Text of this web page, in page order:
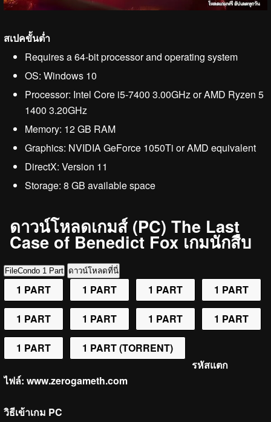
สเปคขั้นต่ำ
Requires a 64-bit processor and operating system
OS: Windows 10
Processor: Intel Core i5-7400 3.00GHz or AMD Ryzen 5
1400 3.20GHz
Memory: 12 GB RAM
Graphics: NVIDIA GeForce 1050Ti or AMD equivalent
DirectX: Version 11
Storage: 8 GB available space
ดาวน์โหลดเกมส์ (PC) The Last
Case of Benedict Fox เกมนักสืบ
FileCondo 1 Part ดาวน์โหลดที่นี่
1 PART 1 PART 1 PART 1 PART
1 PART 1 PART 1 PART 1 PART
1 PART
1 PART (TORRENT)
รหัสแตก
ไฟล์: www.zerogameth.com
วิธีเข้าเกม PC